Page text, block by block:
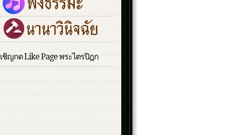
เชิญกด Like Page พระไตรปิฎก